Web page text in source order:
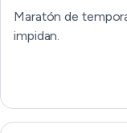
Maratón de
impidan.